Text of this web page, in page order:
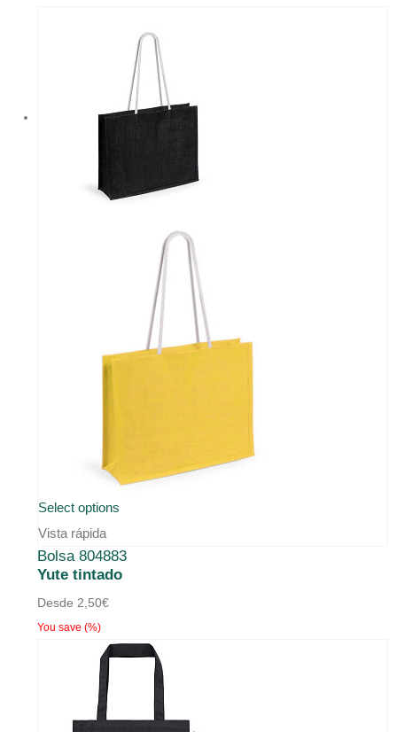
Select options
tiene
múltiples
opciones
pueden
Vista rápida
Bolsa 804883
Yute tintado
Desde 2,50€
You save (%)